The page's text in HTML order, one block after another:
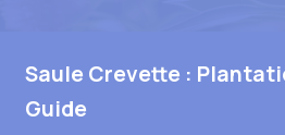
Saule Crevette :
Guide